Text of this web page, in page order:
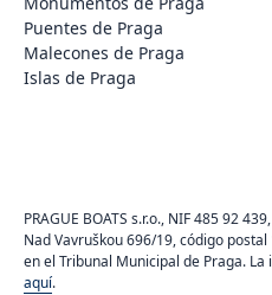
Puentes de Praga
Malecones de Praga
Islas de Praga
PRAGUE BOATS s.r.o., NIF 485 92
Nad Vavruškou 696/19, código
en el Tribunal Municipal de Praga.
aquí.